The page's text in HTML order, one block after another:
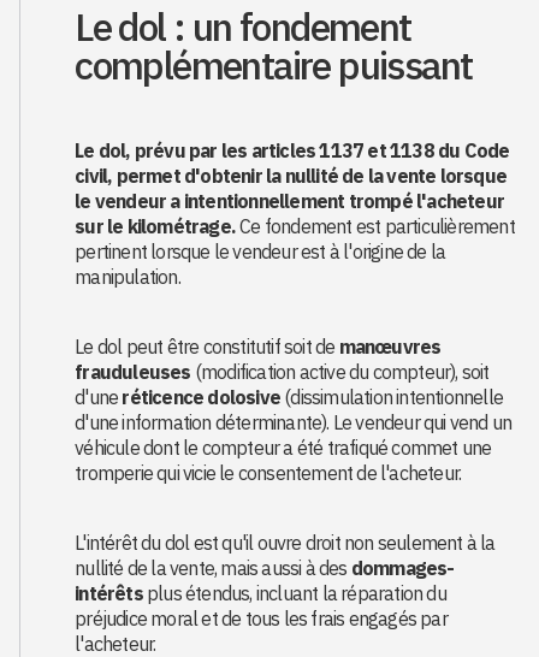
Le dol : un fondement
complémentaire puissant
Le dol, prévu par les articles 1137 et 1138 du Code
civil, permet d'obtenir la nullité de la vente lorsque
le vendeur a intentionnellement trompé l'acheteur
sur le kilométrage.Ce fondement est particulièrement
pertinent lorsque le vendeur est à l'origine de la
manipulation.
Le dol peut être constitutif soit de manœuvres
frauduleuses (modification active du compteur), soit
d'une réticence dolosive (dissimulation intentionnelle
d'une information déterminante). Le vendeur qui vend un
véhicule dont le compteur a été trafiqué commet une
tromperie qui vicie le consentement de l'acheteur.
L'intérêt du dol est qu'il ouvre droit non seulement à la
nullité de la vente, mais aussi à des dommages-
intérêtsplus étendus, incluant la réparation du
préjudice moral et de tous les frais engagés par
l'acheteur.